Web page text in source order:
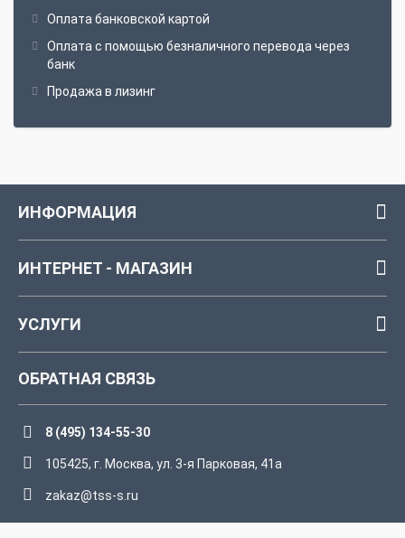
Оплата банковской картой
Оплата с помощью безналичного перевода через
банк
Продажа в лизинг
ИНФОРМАЦИЯ
ИНТЕРНЕТ - МАГАЗИН
УСЛУГИ
ОБРАТНАЯ СВЯЗЬ
8 (495) 134-55-30
105425, г. Москва, ул. 3-я Парковая, 41а
zakaz@tss-s.ru